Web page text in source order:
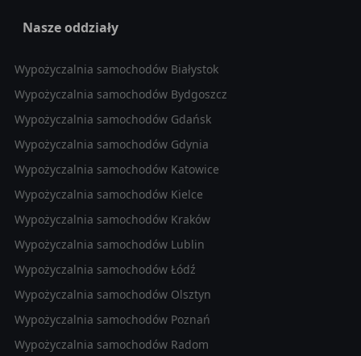
Nasze oddziały
Wypożyczalnia samochodów Białystok
Wypożyczalnia samochodów Bydgoszcz
Wypożyczalnia samochodów Gdańsk
Wypożyczalnia samochodów Gdynia
Wypożyczalnia samochodów Katowice
Wypożyczalnia samochodów Kielce
Wypożyczalnia samochodów Kraków
Wypożyczalnia samochodów Lublin
Wypożyczalnia samochodów Łódź
Wypożyczalnia samochodów Olsztyn
Wypożyczalnia samochodów Poznań
Wypożyczalnia samochodów Radom